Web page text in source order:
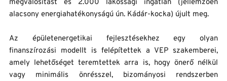
megvalósítást és 2.000 lakossági ingatlan (jellemzően
alacsony energiahatékonyságú ún. Kádár-kocka) újult meg.
Az épületenergetikai fejlesztésekhez egy olyan
finanszírozási modellt is felépítettek a VEP szakemberei,
amely lehetőséget teremtettek arra is, hogy önerő nélkül
vagy minimális önrésszel, bizományosi rendszerben